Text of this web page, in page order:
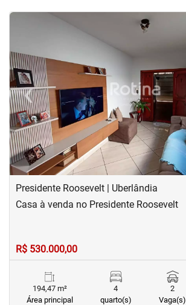
<
‹Previous
Presidente Roosevelt | Uberlândia
Casa à venda no Presidente Roosevelt
R$ 530.000,00
194,47 m²
Área principal
4
quarto(s)
2
Vaga(s)